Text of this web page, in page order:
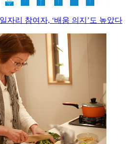
자리 참여자, ‘배움 의지’도 높았다